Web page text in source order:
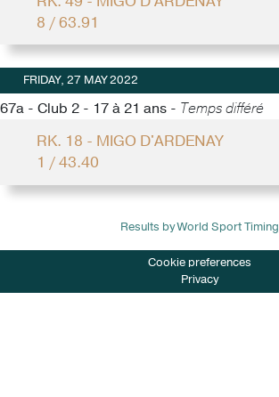
8 / 63.91
FRIDAY, 27 MAY 2022
67a - Club 2 - 17 à 21 ans - Temps différé
RK. 18 - MIGO D'ARDENAY
1 / 43.40
Results by World Sport Timing
Cookie preferences
Privacy